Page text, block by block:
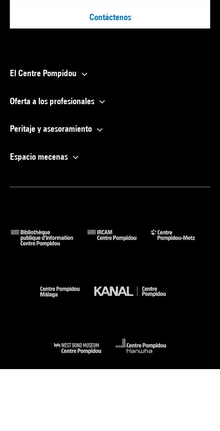
Contáctenos
El Centre Pompidou
Oferta a los profesionales
Peritaje y asesoramiento
Espacio mecenas